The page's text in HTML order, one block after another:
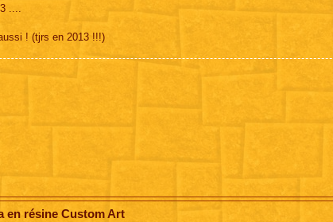
....
! (tjrs en 2013 !!!)
en résine Custom Art